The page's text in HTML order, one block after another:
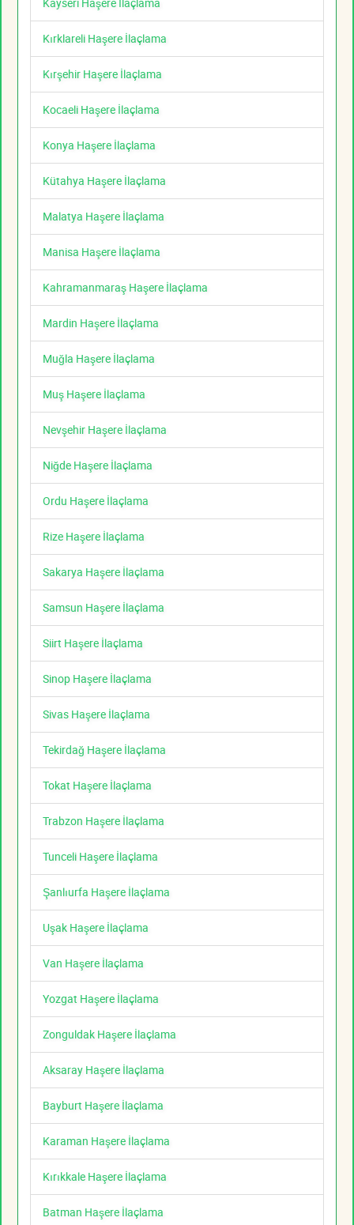
Kırklareli Haşere İlaçlama
Kırşehir Haşere İlaçlama
Kocaeli Haşere İlaçlama
Konya Haşere İlaçlama
Kütahya Haşere İlaçlama
Malatya Haşere İlaçlama
Manisa Haşere İlaçlama
Kahramanmaraş Haşere İlaçlama
Mardin Haşere İlaçlama
Muğla Haşere İlaçlama
Muş Haşere İlaçlama
Nevşehir Haşere İlaçlama
Niğde Haşere İlaçlama
Ordu Haşere İlaçlama
Rize Haşere İlaçlama
Sakarya Haşere İlaçlama
Samsun Haşere İlaçlama
Siirt Haşere İlaçlama
Sinop Haşere İlaçlama
Sivas Haşere İlaçlama
Tekirdağ Haşere İlaçlama
Tokat Haşere İlaçlama
Trabzon Haşere İlaçlama
Tunceli Haşere İlaçlama
Şanlıurfa Haşere İlaçlama
Uşak Haşere İlaçlama
Van Haşere İlaçlama
Yozgat Haşere İlaçlama
Zonguldak Haşere İlaçlama
Aksaray Haşere İlaçlama
Bayburt Haşere İlaçlama
Karaman Haşere İlaçlama
Kırıkkale Haşere İlaçlama
Batman Haşere İlaçlama